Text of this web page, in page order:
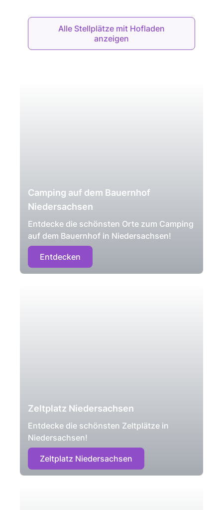
Alle Stellplätze mit Hofladen
anzeigen
Camping auf dem Bauernhof
Niedersachsen
Entdecke die schönsten Orte zum Camping
auf dem Bauernhof in Niedersachsen!
Entdecken
Zeltplatz Niedersachsen
Entdecke die schönsten Zeltplätze in
Niedersachsen!
Zeltplatz Niedersachsen